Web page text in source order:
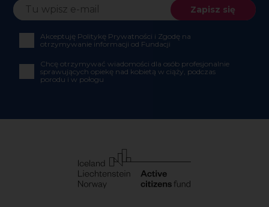
Akceptuję Politykę Prywatności i Zgodę na
otrzymywanie informacji od Fundacji
Chcę otrzymywać wiadomości dla osób profesjonalnie
sprawujących opiekę nad kobietą w ciąży, podczas
porodu i w połogu